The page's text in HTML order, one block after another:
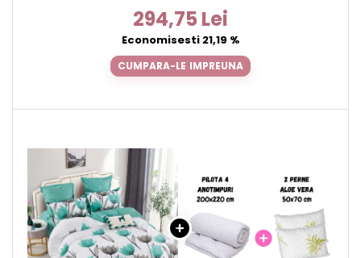
294,75 Lei
Economisesti 21,19 %
CUMPARA-LE IMPREUNA